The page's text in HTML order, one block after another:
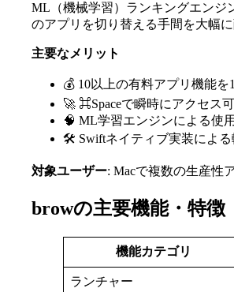
ML（機械学習）ランキングエンジ
のアプリを切り替える手間を大幅
主要なメリット
💰 10以上の有料アプリ機能
🚀 ⌘Spaceで瞬時にアクセス
🧠 ML学習エンジンによる使
🛠️ Swiftネイティブ実装によ
対象ユーザー: Macで複数の生産性
browの主要機能・特徴
機能カテゴリ
ランチャー